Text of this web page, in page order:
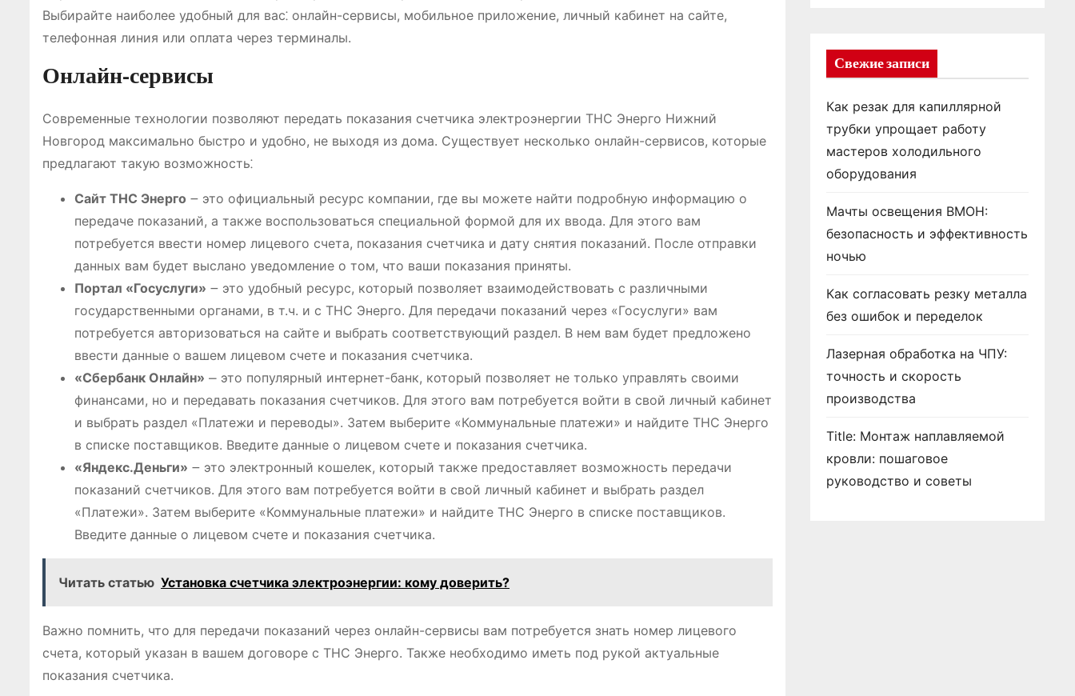
Выбирайте наиболее удобный для вас⁚ онлайн-сервисы, мобильное приложение, личный кабинет на сайте,
телефонная линия или оплата через терминалы.
Онлайн-сервисы
Современные технологии позволяют передать показания счетчика электроэнергии ТНС Энерго Нижний
Новгород максимально быстро и удобно, не выходя из дома. Существует несколько онлайн-сервисов, которые
предлагают такую возможность⁚
Сайт ТНС Энерго ౼ это официальный ресурс компании, где вы можете найти подробную информацию о
передаче показаний, а также воспользоваться специальной формой для их ввода. Для этого вам
потребуется ввести номер лицевого счета, показания счетчика и дату снятия показаний. После отправки
данных вам будет выслано уведомление о том, что ваши показания приняты.
Портал «Госуслуги» ౼ это удобный ресурс, который позволяет взаимодействовать с различными
государственными органами, в т.ч. и с ТНС Энерго. Для передачи показаний через «Госуслуги» вам
потребуется авторизоваться на сайте и выбрать соответствующий раздел. В нем вам будет предложено
ввести данные о вашем лицевом счете и показания счетчика.
«Сбербанк Онлайн» ⎼ это популярный интернет-банк, который позволяет не только управлять своими
финансами, но и передавать показания счетчиков. Для этого вам потребуется войти в свой личный кабинет
и выбрать раздел «Платежи и переводы». Затем выберите «Коммунальные платежи» и найдите ТНС Энерго
в списке поставщиков. Введите данные о лицевом счете и показания счетчика.
«Яндекс.Деньги» ౼ это электронный кошелек, который также предоставляет возможность передачи
показаний счетчиков. Для этого вам потребуется войти в свой личный кабинет и выбрать раздел
«Платежи». Затем выберите «Коммунальные платежи» и найдите ТНС Энерго в списке поставщиков.
Введите данные о лицевом счете и показания счетчика.
Читать статью Установка счетчика электроэнергии: кому доверить?
Важно помнить, что для передачи показаний через онлайн-сервисы вам потребуется знать номер лицевого
счета, который указан в вашем договоре с ТНС Энерго. Также необходимо иметь под рукой актуальные
показания счетчика.
Свежие записи
Как резак для капиллярной
трубки упрощает работу
мастеров холодильного
оборудования
Мачты освещения ВМОН:
безопасность и эффективность
ночью
Как согласовать резку металла
без ошибок и переделок
Лазерная обработка на ЧПУ:
точность и скорость
производства
Title: Монтаж наплавляемой
кровли: пошаговое
руководство и советы